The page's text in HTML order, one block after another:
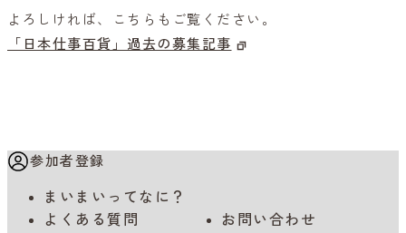
よろしければ、こちらもご覧ください。
「日本仕事百貨」過去の募集記事
参加者登録
まいまいってなに？
よくある質問
お問い合わせ